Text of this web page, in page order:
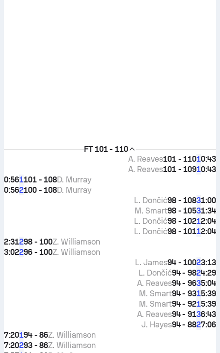
FT 101 - 110
0:43
1
101 - 110
A. Reaves
0:43
1
101 - 109
A. Reaves
0:561101 - 108D. Murray
0:562100 - 108D. Murray
1:00
3
98 - 108
L. Dončić
1:34
3
98 - 105
M. Smart
2:04
1
98 - 102
L. Dončić
2:04
1
98 - 101
L. Dončić
2:31298 - 100Z. Williamson
3:02296 - 100Z. Williamson
3:13
2
94 - 100
L. James
4:29
2
94 - 98
L. Dončić
5:04
3
94 - 96
A. Reaves
5:39
1
94 - 93
M. Smart
5:39
1
94 - 92
M. Smart
6:43
3
94 - 91
A. Reaves
7:06
2
94 - 88
J. Hayes
7:20194 - 86Z. Williamson
7:20293 - 86Z. Williamson